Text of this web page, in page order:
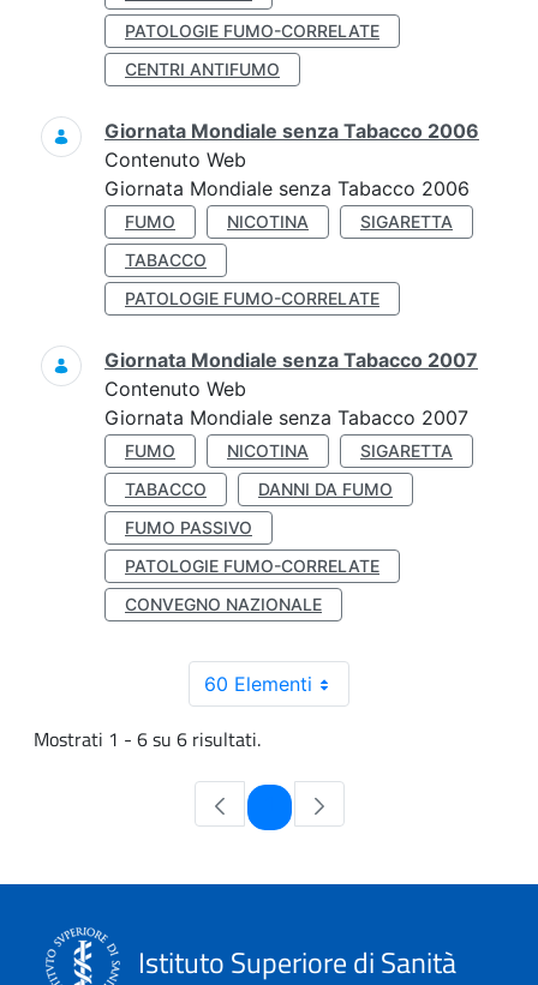
PATOLOGIE FUMO-CORRELATE
CENTRI ANTIFUMO
Giornata Mondiale senza Tabacco 2006
Contenuto Web
Giornata Mondiale senza Tabacco 2006
FUMO NICOTINA
SIGARETTA
TABACCO
PATOLOGIE FUMO-CORRELATE
Giornata Mondiale senza Tabacco 2007
Contenuto Web
Giornata Mondiale senza Tabacco 2007
FUMO NICOTINA
SIGARETTA
TABACCO
DANNI DA FUMO
FUMO PASSIVO
PATOLOGIE FUMO-CORRELATE
CONVEGNO NAZIONALE
60 Elementi
Mostrati 1 - 6 su 6 risultati.
Pagina
Istituto Superiore di Sanità